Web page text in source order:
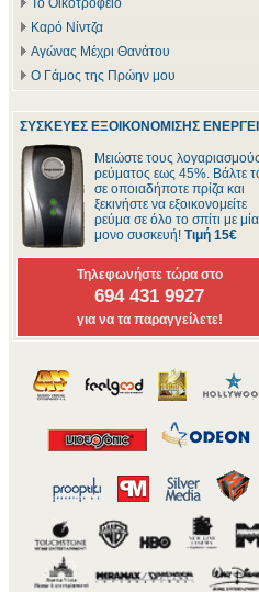
Το Οικοτροφείο
Καρό Νίντζα
Αγώνας Μέχρι Θανάτου
Ο Γάμος της Πρώην μου
ΣΥΣΚΕΥΕΣ ΕΞΟΙΚΟΝΟΜΙΣΗΣ
Μειώστε τους λογαριασμούς
ρεύματος εως 45%. Βάλτε
σε οποιαδήποτε πρίζα και
ξεκινήστε να εξοικονομείτε
ρεύμα σε όλο το σπίτι με μία
μονο συσκευή! Τιμή 15€
Τηλεφωνήστε τώρα στο
694 431 9927
για να τα παραγγείλετε!